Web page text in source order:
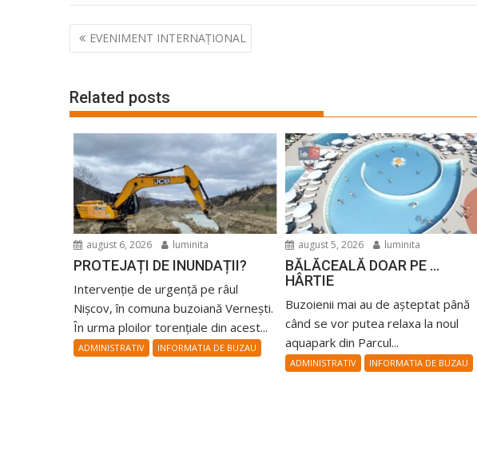
Navigare
în
EVENIMENT INTERNAȚIONAL
Related posts
august 6, 2026 luminita
PROTEJAȚI DE INUNDAȚII?
Intervenție de urgență pe râul
Nișcov, în comuna buzoiană Vernești.
În urma ploilor torențiale din acest...
ADMINISTRATIV INFORMATIA DE BUZAU
august 5, 2026 luminita
BĂLĂCEALĂ DOAR PE …
HÂRTIE
Buzoienii mai au de așteptat până
când se vor putea relaxa la noul
aquapark din Parcul...
ADMINISTRATIV INFORMATIA DE BUZAU